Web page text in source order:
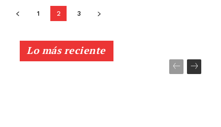
1 2 3
Lo más reciente